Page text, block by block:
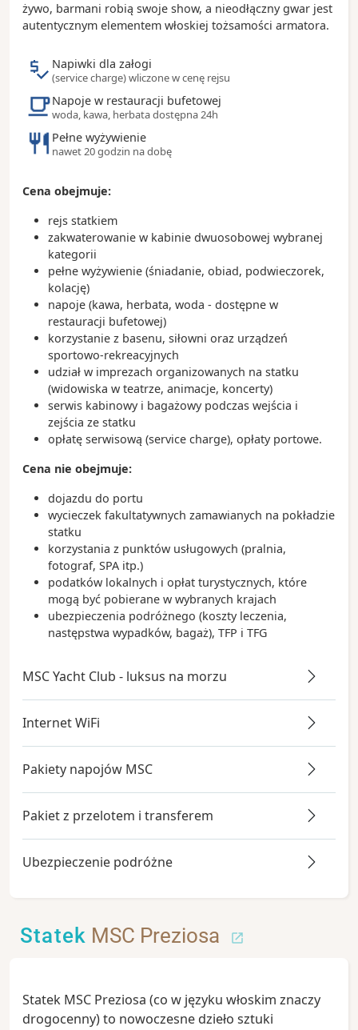
żywo, barmani robią swoje show, a nieodłączny gwar jest
autentycznym elementem włoskiej tożsamości armatora.
Napiwki dla załogi
(service charge) wliczone w cenę rejsu
Napoje w restauracji bufetowej
woda, kawa, herbata dostępna 24h
Pełne wyżywienie
nawet 20 godzin na dobę
Cena obejmuje:
rejs statkiem
zakwaterowanie w kabinie dwuosobowej wybranej
kategorii
pełne wyżywienie (śniadanie, obiad, podwieczorek,
kolację)
napoje (kawa, herbata, woda - dostępne w
restauracji bufetowej)
korzystanie z basenu, siłowni oraz urządzeń
sportowo-rekreacyjnych
udział w imprezach organizowanych na statku
(widowiska w teatrze, animacje, koncerty)
serwis kabinowy i bagażowy podczas wejścia i
zejścia ze statku
opłatę serwisową (service charge), opłaty portowe.
Cena nie obejmuje:
dojazdu do portu
wycieczek fakultatywnych zamawianych na pokładzie
statku
korzystania z punktów usługowych (pralnia,
fotograf, SPA itp.)
podatków lokalnych i opłat turystycznych, które
mogą być pobierane w wybranych krajach
ubezpieczenia podróżnego (koszty leczenia,
następstwa wypadków, bagaż), TFP i TFG
MSC Yacht Club - luksus na morzu
Internet WiFi
Pakiety napojów MSC
Pakiet z przelotem i transferem
Ubezpieczenie podróżne
Statek MSC Preziosa
Statek MSC Preziosa (co w języku włoskim znaczy
drogocenny) to nowoczesne dzieło sztuki